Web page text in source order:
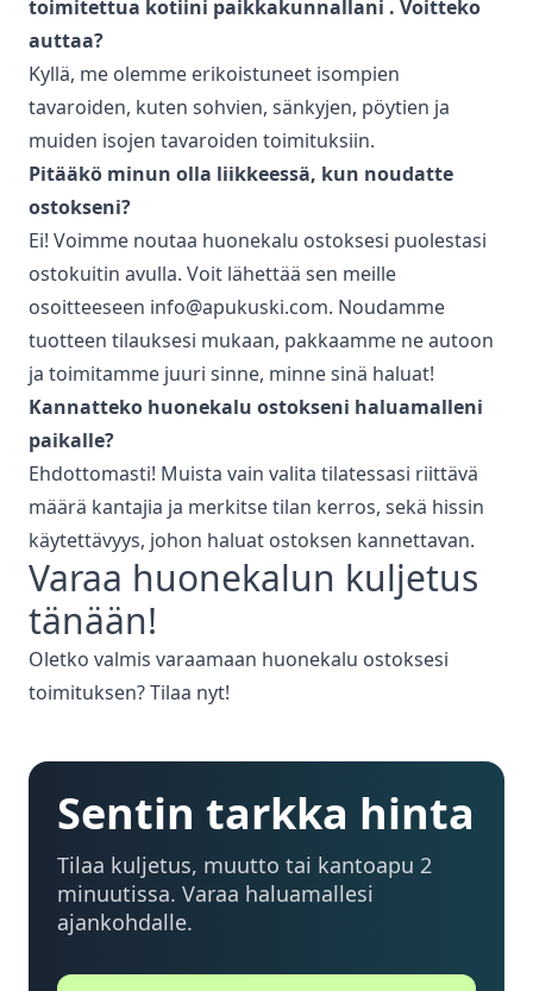
toimitettua kotiini paikkakunnallani . Voitteko
auttaa?
Kyllä, me olemme erikoistuneet isompien
tavaroiden, kuten sohvien, sänkyjen, pöytien ja
muiden isojen tavaroiden toimituksiin.
Pitääkö minun olla liikkeessä, kun noudatte
ostokseni?
Ei! Voimme noutaa huonekalu ostoksesi puolestasi
ostokuitin avulla. Voit lähettää sen meille
osoitteeseen info@apukuski.com. Noudamme
tuotteen tilauksesi mukaan, pakkaamme ne autoon
ja toimitamme juuri sinne, minne sinä haluat!
Kannatteko huonekalu ostokseni haluamalleni
paikalle?
Ehdottomasti! Muista vain valita tilatessasi riittävä
määrä kantajia ja merkitse tilan kerros, sekä hissin
käytettävyys, johon haluat ostoksen kannettavan.
Varaa huonekalun kuljetus
tänään!
Oletko valmis varaamaan huonekalu ostoksesi
toimituksen? Tilaa nyt!
Sentin tarkka hinta
Tilaa kuljetus, muutto tai kantoapu 2
minuutissa. Varaa haluamallesi
ajankohdalle.